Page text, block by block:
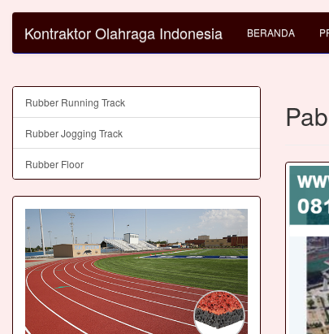
Kontraktor Olahraga Indonesia BERANDA
Rubber Running Track
Rubber Jogging Track
Rubber Floor